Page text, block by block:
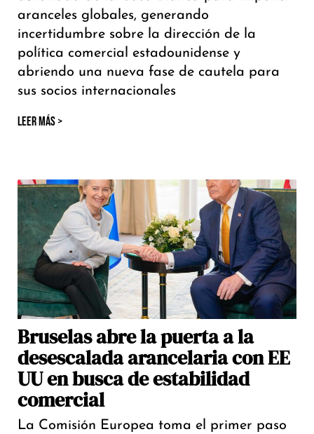
aranceles globales, generando
incertidumbre sobre la dirección de la
política comercial estadounidense y
abriendo una nueva fase de cautela para
sus socios internacionales
LEER MÁS >
Bruselas abre la puerta a la
desescalada arancelaria con EE
UU en busca de estabilidad
comercial
La Comisión Europea toma el primer paso